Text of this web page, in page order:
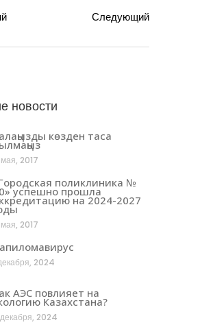
Следующий
новости
көзден таса
2017
поликлиника №
успешно прошла
на 2024-2027
2017
2024
АЭС повлияет на
Казахстана?
2024